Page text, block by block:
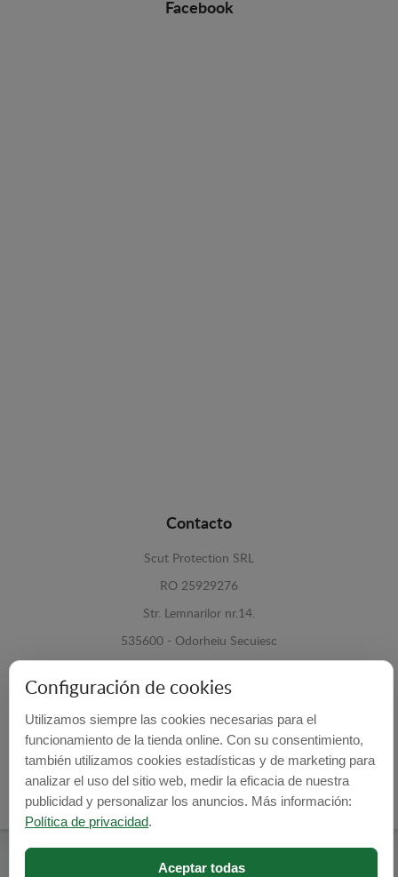
Facebook
Contacto
Scut Protection SRL
RO 25929276
Str. Lemnarilor nr.14.
535600 - Odorheiu Secuiesc
Cubre Carter -© 2026
Configuración de cookies
Utilizamos siempre las cookies necesarias para el
funcionamiento de la tienda online. Con su consentimiento,
también utilizamos cookies estadísticas y de marketing para
analizar el uso del sitio web, medir la eficacia de nuestra
publicidad y personalizar los anuncios. Más información:
Política de privacidad.
Aceptar todas